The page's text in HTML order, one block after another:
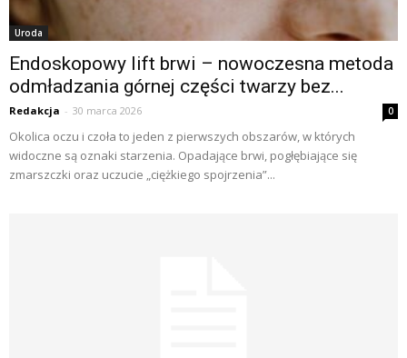
Uroda
Endoskopowy lift brwi – nowoczesna metoda
odmładzania górnej części twarzy bez...
Redakcja - 30 marca 2026 0
Okolica oczu i czoła to jeden z pierwszych obszarów, w których
widoczne są oznaki starzenia. Opadające brwi, pogłębiające się
zmarszczki oraz uczucie „ciężkiego spojrzenia”...